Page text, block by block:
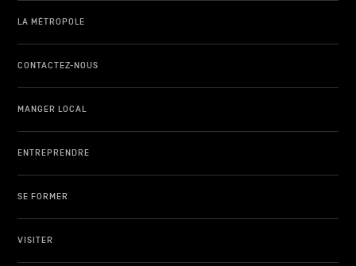
LA MÉTROPOLE
CONTACTEZ-NOUS
MANGER LOCAL
ENTREPRENDRE
SE FORMER
VISITER